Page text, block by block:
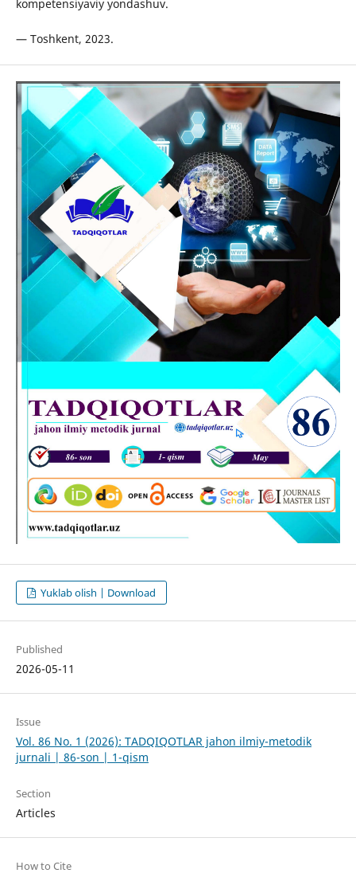
kompetensiyaviy yondashuv.
— Toshkent, 2023.
Yuklab olish | Download
Published
2026-05-11
Issue
Vol. 86 No. 1 (2026): TADQIQOTLAR jahon ilmiy-metodik
jurnali | 86-son | 1-qism
Section
Articles
How to Cite